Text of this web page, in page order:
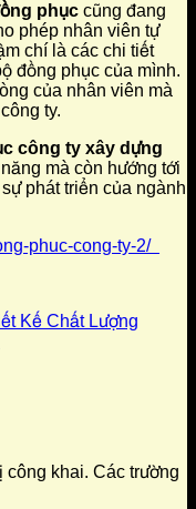
phục cũng đang
phép nhân viên tự
chí là các chi tiết
đồng phục của mình.
của nhân viên mà
ty.
công ty xây dựng
mà còn hướng tới
phát triển của ngành
phuc-cong-ty-2/
Kế Chất Lượng
công khai. Các trường